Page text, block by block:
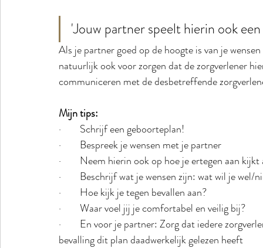
'Jouw partner speelt hierin ook
Als je partner goed op de hoogte is van je
natuurlijk ook voor zorgen dat de zorgverlener
communiceren met de desbetreffende
Mijn tips:
·        Schrijf een geboorteplan!
·        Bespreek je wensen met je partner
·        Neem hierin ook op hoe je ertegen aan
·        Beschrijf wat je wensen zijn: wat wil je wel/
·        Hoe kijk je tegen bevallen aan?
·        Waar voel jij je comfortabel en veilig bij?
·        En voor je partner: Zorg dat iedere
bevalling dit plan daadwerkelijk gelezen heeft